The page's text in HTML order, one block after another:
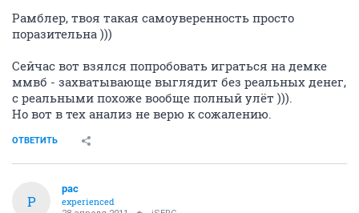
Рамблер, твоя такая самоуверенность просто
поразительна )))
Сейчас вот взялся попробовать играться на демке
ммвб - захватывающе выглядит без реальных денег,
с реальными похоже вообще полный улёт ))).
Но вот в тех анализ не верю к сожалению.
ОТВЕТИТЬ
P
pac
experienced